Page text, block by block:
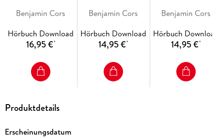
Benjamin Cors
Hörbuch Download
16,95 €*
Benjamin Cors
Hörbuch Download
14,95 €*
Benjamin Cors
Hörbuch
14,95 €*
Produktdetails
Erscheinungsdatum